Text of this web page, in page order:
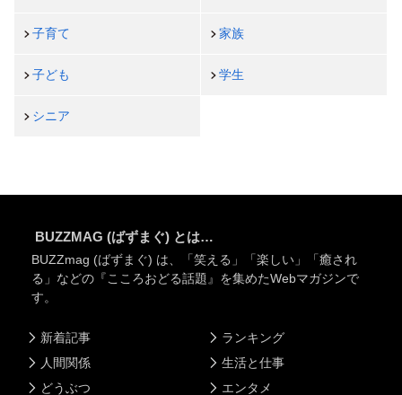
子育て 家族
子ども 学生
シニア
BUZZMAG (ばずまぐ) とは…
BUZZmag (ばずまぐ) は、「笑える」「楽しい」「癒され
る」などの『こころおどる話題』を集めたWebマガジンで
す。
新着記事
人間関係
どうぶつ
ランキング
生活と仕事
エンタメ